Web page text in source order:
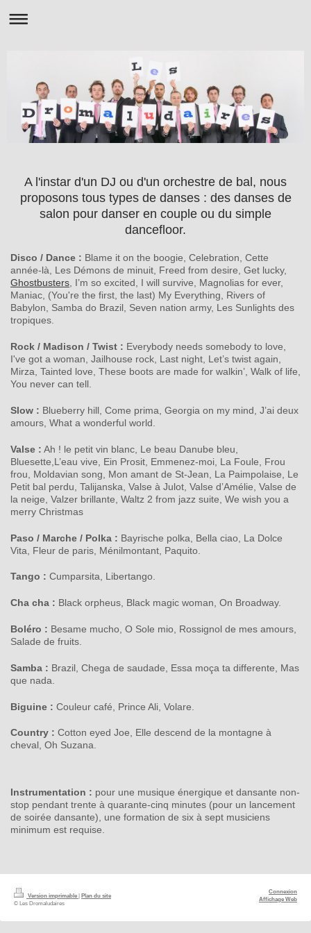
A l'instar d'un DJ ou d'un orchestre de bal, nous
proposons tous types de danses : des danses de
salon pour danser en couple ou du simple
dancefloor.
Disco / Dance : Blame it on the boogie, Celebration, Cette
année-là, Les Démons de minuit, Freed from desire, Get lucky,
Ghostbusters, I’m so excited, I will survive, Magnolias for ever,
Maniac, (You're the first, the last) My Everything, Rivers of
Babylon, Samba do Brazil, Seven nation army, Les Sunlights des
tropiques.
Rock / Madison / Twist : Everybody needs somebody to love,
I've got a woman, Jailhouse rock, Last night, Let’s twist again,
Mirza, Tainted love, These boots are made for walkin’, Walk of life,
You never can tell.
Slow : Blueberry hill, Come prima, Georgia on my mind, J’ai deux
amours, What a wonderful world.
Valse : Ah ! le petit vin blanc, Le beau Danube bleu,
Bluesette,L’eau vive, Ein Prosit, Emmenez-moi, La Foule, Frou
frou, Moldavian song, Mon amant de St-Jean, La Paimpolaise, Le
Petit bal perdu, Talijanska, Valse à Julot, Valse d’Amélie, Valse de
la neige, Valzer brillante, Waltz 2 from jazz suite, We wish you a
merry Christmas
Paso / Marche / Polka : Bayrische polka, Bella ciao, La Dolce
Vita, Fleur de paris, Ménilmontant, Paquito.
Tango : Cumparsita, Libertango.
Cha cha : Black orpheus, Black magic woman, On Broadway.
Boléro : Besame mucho, O Sole mio, Rossignol de mes amours,
Salade de fruits.
Samba : Brazil, Chega de saudade, Essa moça ta differente, Mas
que nada.
Biguine : Couleur café, Prince Ali, Volare.
Country : Cotton eyed Joe, Elle descend de la montagne à
cheval, Oh Suzana.
Instrumentation : pour une musique énergique et dansante non-
stop pendant trente à quarante-cinq minutes (pour un lancement
de soirée dansante), une formation de six à sept musiciens
minimum est requise.
Version imprimable | Plan du site
© Les Dromaludaires
Connexion
Affichage Web